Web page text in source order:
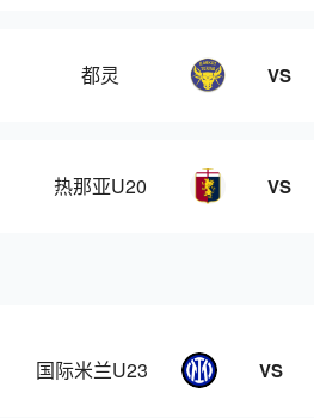
都灵 VS
热那亚U20 VS
国际米兰U23 VS